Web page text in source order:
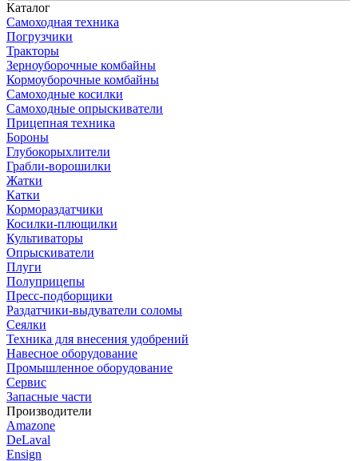
Каталог
Самоходная техника
Погрузчики
Тракторы
Зерноуборочные комбайны
Кормоуборочные комбайны
Самоходные косилки
Самоходные опрыскиватели
Прицепная техника
Бороны
Глубокорыхлители
Грабли-ворошилки
Жатки
Катки
Кормораздатчики
Косилки-плющилки
Культиваторы
Опрыскиватели
Плуги
Полуприцепы
Пресс-подборщики
Раздатчики-выдуватели соломы
Сеялки
Техника для внесения удобрений
Навесное оборудование
Промышленное оборудование
Сервис
Запасные части
Производители
Amazone
DeLaval
Ensign